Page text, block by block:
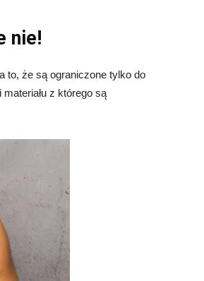
nie!
to, że są ograniczone tylko do
z którego są